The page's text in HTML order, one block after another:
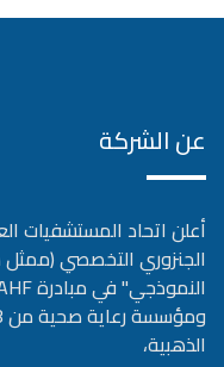
عن الشركة
الجنزوري التخصصي
الذهبية،